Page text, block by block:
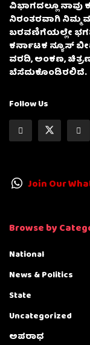
ವಿಭಾಗದಲ್ಲೂ ನಾವು
ನಿರಂತರವಾಗಿ ನಿಮ್ಮ
ಬರವಣಿಗೆಯಲ್ಲೇ
ಕರ್ನಾಟಕ ನ್ಯೂಸ್
ವರದಿ, ಅಂಕಣ,
ಬೆಸೆದುಕೊಂಡಿರಲಿದೆ.
Follow Us
Join Our
Browse by
National
News & Politics
State
Uncategorized
ಅಪರಾಧ